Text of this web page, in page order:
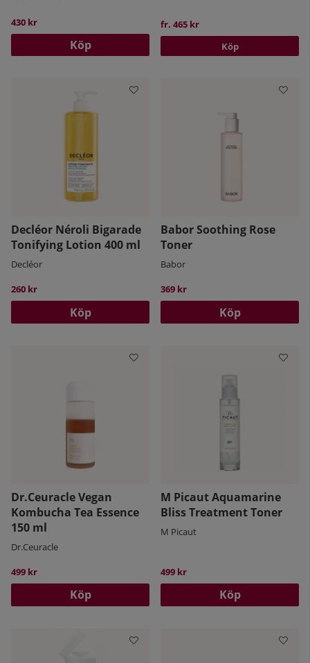
430 kr
Köp
fr. 465 kr
Köp
Decléor Néroli Bigarade
Tonifying Lotion 400 ml
Decléor
260 kr
Köp
Babor Soothing Rose
Toner
Babor
369 kr
Köp
Dr.Ceuracle Vegan
Kombucha Tea Essence
150 ml
Dr.Ceuracle
499 kr
Köp
M Picaut Aquamarine
Bliss Treatment Toner
M Picaut
499 kr
Köp